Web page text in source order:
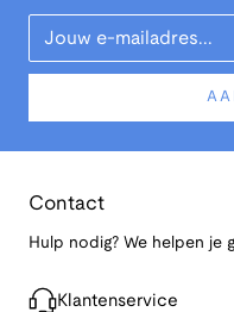
Your Email
Contact
Hulp nodig? We helpen je
Klantenservice